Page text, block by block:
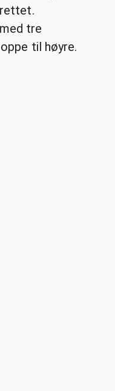
tre
til høyre.